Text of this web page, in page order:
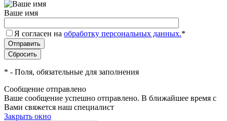
Ваше имя
Я согласен на обработку персональных данных.*
* - Поля, обязательные для заполнения
Сообщение отправлено
Ваше сообщение успешно отправлено. В ближайшее время с
Вами свяжется наш специалист
Закрыть окно